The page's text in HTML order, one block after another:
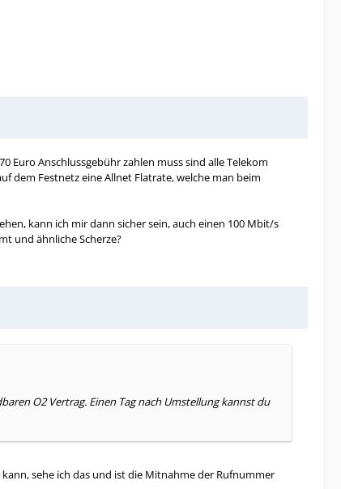
Euro Anschlussgebühr zahlen muss sind alle Telekom
dem Festnetz eine Allnet Flatrate, welche man beim
kann ich mir dann sicher sein, auch einen 100 Mbit/s
und ähnliche Scherze?
O2 Vertrag. Einen Tag nach Umstellung kannst du
sehe ich das und ist die Mitnahme der Rufnummer